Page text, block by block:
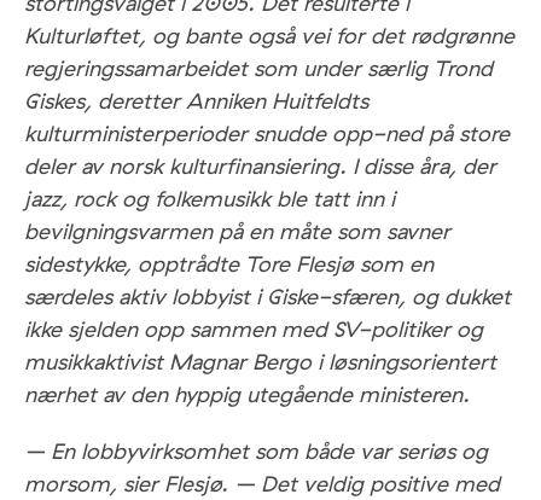
Kulturløftet, og bante også vei for det rødgrønne
regjeringssamarbeidet som under særlig Trond
Giskes, deretter Anniken Huitfeldts
kulturministerperioder snudde opp-ned på store
deler av norsk kulturfinansiering. I disse åra, der
jazz, rock og folkemusikk ble tatt inn i
bevilgningsvarmen på en måte som savner
sidestykke, opptrådte Tore Flesjø som en
særdeles aktiv lobbyist i Giske-sfæren, og dukket
ikke sjelden opp sammen med SV-politiker og
musikkaktivist Magnar Bergo i løsningsorientert
nærhet av den hyppig utegående ministeren.
– En lobbyvirksomhet som både var seriøs og
morsom, sier Flesjø. – Det veldig positive med